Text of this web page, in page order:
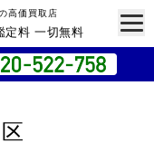
高価買取店
定料 一切無料